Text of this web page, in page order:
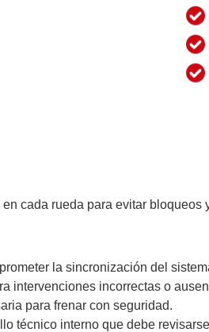
cada rueda para evitar bloqueos
la sincronización del
intervenciones incorrectas o
para frenar con seguridad.
técnico interno que debe